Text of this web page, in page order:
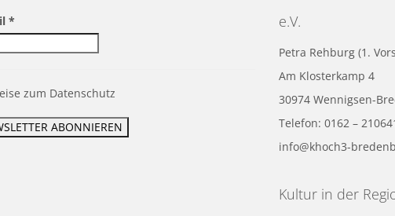
*
zum Datenschutz
e.V.
Petra Rehburg (1.
Am Klosterkamp 4
30974 Wennigsen-
Telefon: 0162 –
info@khoch3-
Kultur in der